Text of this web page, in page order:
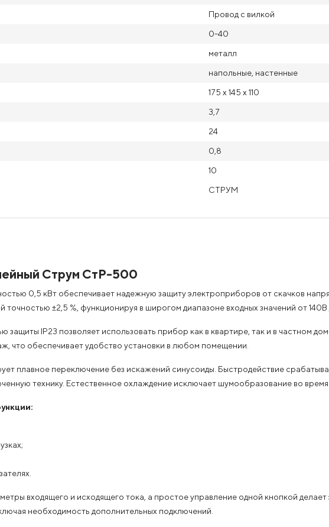
Провод с вилкой
0-40
металл
напольные, настенные
175 x 145 x 110
3,7
24
0,8
10
СТРУМ
Струм СтР-500
0,5 кВт обеспечивает надежную защиту электроприборов от скачков
±2,5 %, функционируя в широгом диапазоне входных значений от 140В
защиты IP23 позволяет использовать прибор как в квартире, так и в частном
что обеспечивает удобство установки в любом помещении.
плавное переключение без искажений синусоиды. Быстродействие
технику. Естественное охлаждение исключает шумообразование во
входящего и исходящего тока, а простое управление одной кнопкой
необходимость дополнительных подключений.